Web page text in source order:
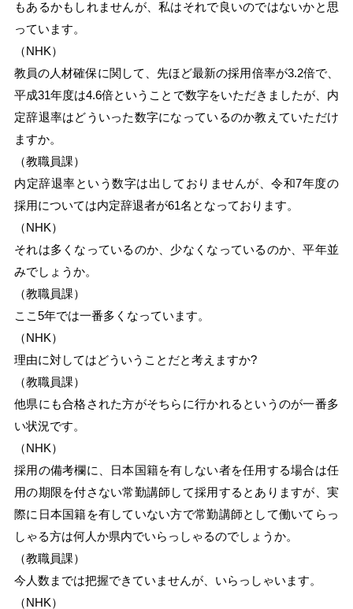
もあるかもしれませんが、私はそれで良いのではないかと思
っています。
（NHK）
教員の人材確保に関して、先ほど最新の採用倍率が3.2倍で、
平成31年度は4.6倍ということで数字をいただきましたが、内
定辞退率はどういった数字になっているのか教えていただけ
ますか。
（教職員課）
内定辞退率という数字は出しておりませんが、令和7年度の
採用については内定辞退者が61名となっております。
（NHK）
それは多くなっているのか、少なくなっているのか、平年並
みでしょうか。
（教職員課）
ここ5年では一番多くなっています。
（NHK）
理由に対してはどういうことだと考えますか?
（教職員課）
他県にも合格された方がそちらに行かれるというのが一番多
い状況です。
（NHK）
採用の備考欄に、日本国籍を有しない者を任用する場合は任
用の期限を付さない常勤講師して採用するとありますが、実
際に日本国籍を有していない方で常勤講師として働いてらっ
しゃる方は何人か県内でいらっしゃるのでしょうか。
（教職員課）
今人数までは把握できていませんが、いらっしゃいます。
（NHK）